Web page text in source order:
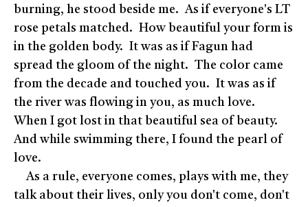
burning, he stood beside me. As if everyone's LT
rose petals matched. How beautiful your form is
in the golden body. It was as if Fagun had
spread the gloom of the night. The color came
from the decade and touched you. It was as if
the river was flowing in you, as much love.
When I got lost in that beautiful sea of beauty.
And while swimming there, I found the pearl of
love.
As a rule, everyone comes, plays with me, they
talk about their lives, only you don't come, don't